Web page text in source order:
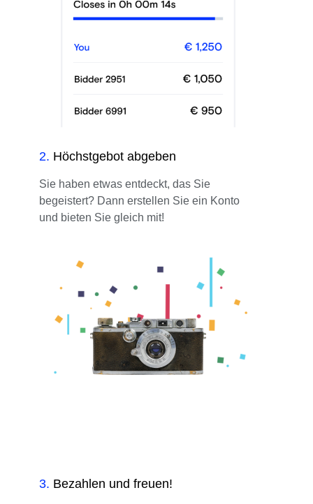
2. Höchstgebot abgeben
Sie haben etwas entdeckt, das Sie
begeistert? Dann erstellen Sie ein Konto
und bieten Sie gleich mit!
3. Bezahlen und freuen!